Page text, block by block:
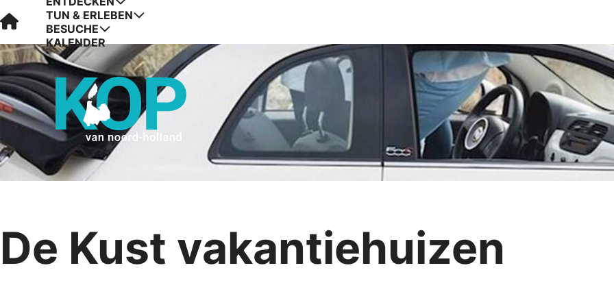
Visit Kop van Holland
TUN & ERLEBEN
BESUCHE
KALENDER
De Kust vakantiehuizen